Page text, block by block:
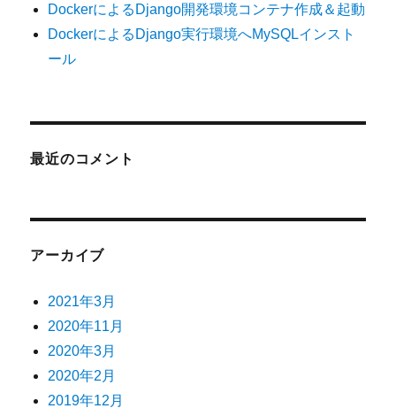
DockerによるDjango開発環境コンテナ作成＆起動
DockerによるDjango実行環境へMySQLインスト
ール
最近のコメント
アーカイブ
2021年3月
2020年11月
2020年3月
2020年2月
2019年12月